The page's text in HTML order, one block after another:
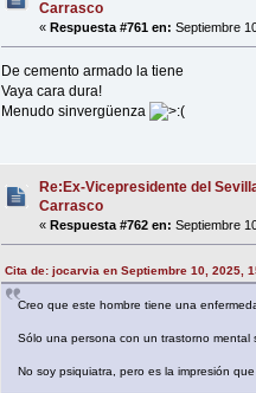
Carrasco
«Respuesta #761 en: Septiembre
De cemento armado la tiene
Vaya cara dura!
Menudo sinvergüenza
Re:Ex-Vicepresidente del
Carrasco
« Respuesta #762 en: Septiembre
Cita de: jocarvia en Septiembre 10, 2025,
Creo que este hombre tiene una
Sólo una persona con un trastorno mental
No soy psiquiatra, pero es la impresión que